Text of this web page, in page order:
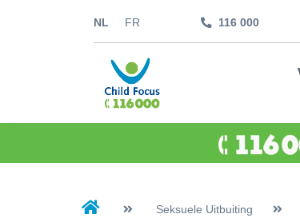
NL FR 116 000
Seksuele Uitbuiting